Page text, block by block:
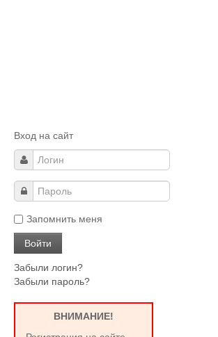
Вход на сайт
Запомнить меня
Забыли логин?
Забыли пароль?
ВНИМАНИЕ!